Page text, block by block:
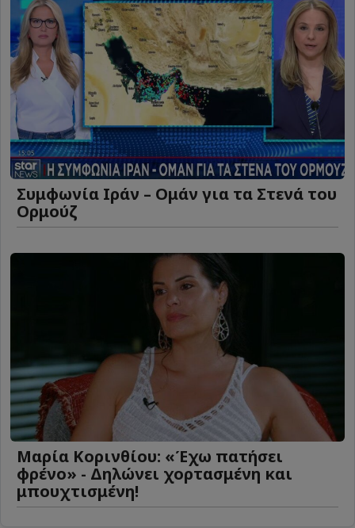
Συμφωνία Ιράν – Ομάν για τα Στενά του
Ορμούζ
Μαρία Κορινθίου: «Έχω πατήσει
φρένο» - Δηλώνει χορτασμένη και
μπουχτισμένη!